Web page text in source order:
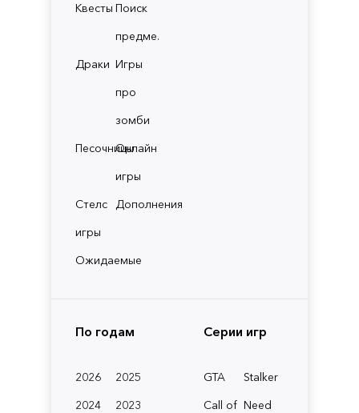
Квесты Поиск
предме.
Драки Игры
про
зомби
ПесочницыОнлайн
игры
Стелс
игры
Дополнения
Ожидаемые
По годам
2026
2025
2024
2023
Серии игр
GTA
Stalker
Call of Need